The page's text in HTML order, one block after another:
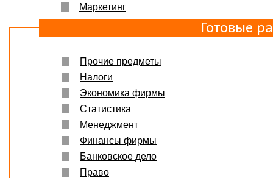
Маркетинг
Готовые
Прочие предметы
Налоги
Экономика фирмы
Статистика
Менеджмент
Финансы фирмы
Банковское дело
Право